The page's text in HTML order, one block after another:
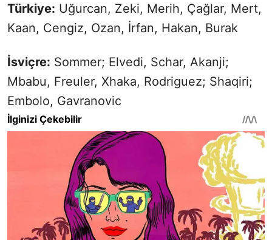
Türkiye: Uğurcan, Zeki, Merih, Çağlar, Mert,
Kaan, Cengiz, Ozan, İrfan, Hakan, Burak
İsviçre: Sommer; Elvedi, Schar, Akanji;
Mbabu, Freuler, Xhaka, Rodriguez; Shaqiri;
Embolo, Gavranovic